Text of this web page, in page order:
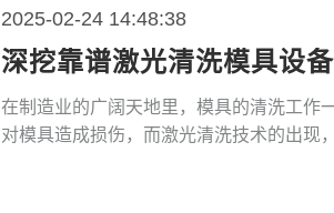
2025-02-24 14:48:38
深挖靠谱激光清洗模具设
在制造业的广阔天地里，模具的清洗工作
对模具造成损伤，而激光清洗技术的出现